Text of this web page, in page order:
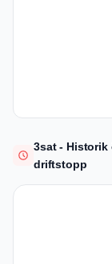
3sat -
driftstopp